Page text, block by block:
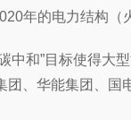
年的电力结构
中和”目标使得
、华能集团、